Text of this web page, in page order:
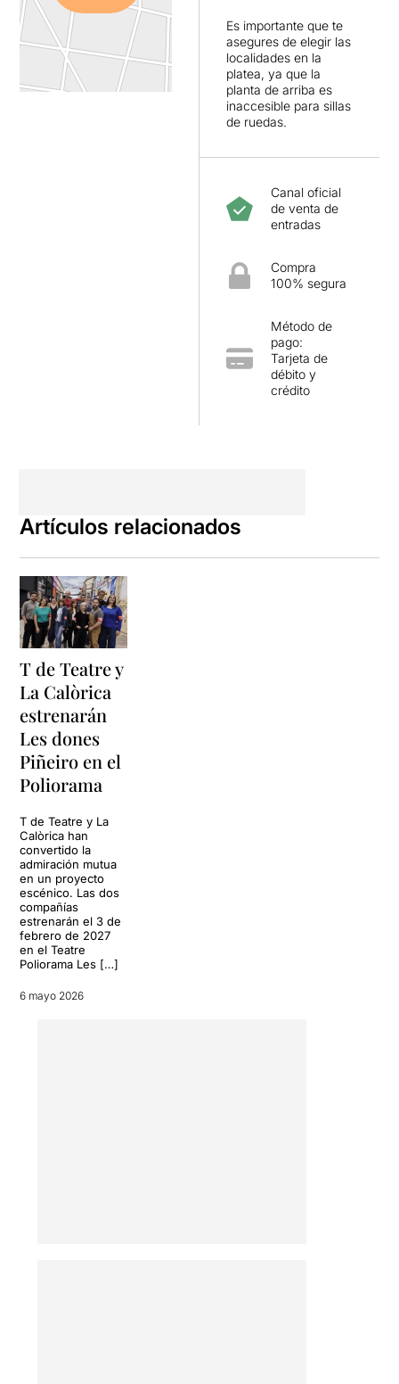
Es importante que te
asegures de elegir las
localidades en la
platea, ya que la
planta de arriba es
inaccesible para sillas
de ruedas.
Canal oficial
de venta de
entradas
Compra
100% segura
Método de
pago:
Tarjeta de
débito y
crédito
Artículos relacionados
T de Teatre y
La Calòrica
estrenarán
Les dones
Piñeiro en el
Poliorama
T de Teatre y La
Calòrica han
convertido la
admiración mutua
en un proyecto
escénico. Las dos
compañías
estrenarán el 3 de
febrero de 2027
en el Teatre
Poliorama Les […]
6 mayo 2026